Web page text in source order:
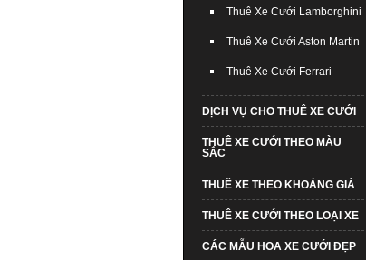
Thuê Xe Cưới Lamborghini
Thuê Xe Cưới Aston Martin
Thuê Xe Cưới Ferrari
DỊCH VỤ CHO THUÊ XE CƯỚI
THUÊ XE CƯỚI THEO MÀU
SẮC
THUÊ XE THEO KHOẢNG GIÁ
THUÊ XE CƯỚI THEO LOẠI XE
CÁC MẪU HOA XE CƯỚI ĐẸP